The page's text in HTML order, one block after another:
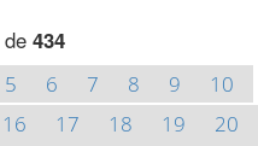
de 434
5 6 7 8 9
10
16 17 18 19
20